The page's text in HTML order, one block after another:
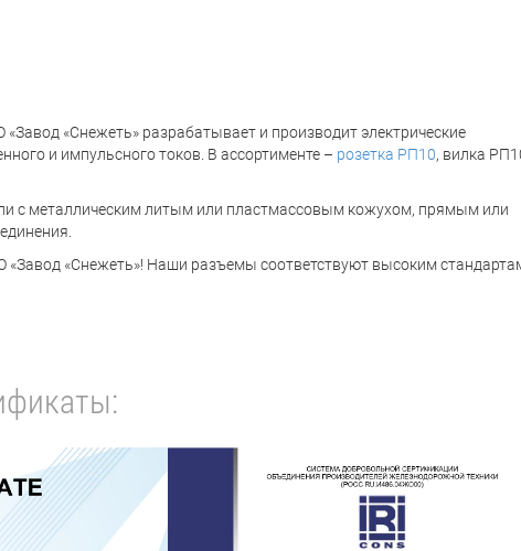
«Снежеть» разрабатывает и производит электрические
и импульсного токов. В ассортименте – розетка РП10, вилка
с металлическим литым или пластмассовым кожухом, прямым или
«Завод «Снежеть»! Наши разъемы соответствуют высоким